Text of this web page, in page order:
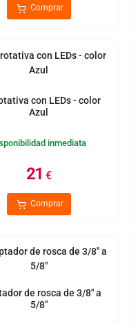
Comprar
con LEDs - color
Azul
inmediata
21 €
Comprar
de rosca de 3/8" a
5/8"